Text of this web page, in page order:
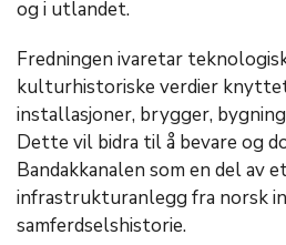
og i utlandet.
Fredningen ivaretar
kulturhistoriske verdier
installasjoner, brygger,
Dette vil bidra til å bevare og
Bandakkanalen som en del av
infrastrukturanlegg fra norsk
samferdselshistorie.